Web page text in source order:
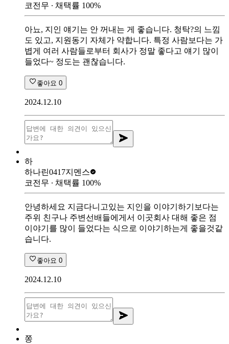
코전무 ∙ 채택률 100%
아뇨, 지인 얘기는 안 꺼내는 게 좋습니다. 청탁?의 느낌
도 있고, 지원동기 자체가 약합니다. 특정 사람보다는 가
볍게 여러 사람들로부터 회사가 정말 좋다고 얘기 많이
들었다~ 정도는 괜찮습니다.
좋아요 0
2024.12.10
하
하나린0417지멘스
코전무 ∙ 채택률 100%
안녕하세요 지금다니고있는 지인을 이야기하기보다는
주위 친구나 주변선배들에게서 이곳회사 대해 좋은 점
이야기를 많이 들었다는 식으로 이야기하는게 좋을것같
습니다.
좋아요 0
2024.12.10
쫑